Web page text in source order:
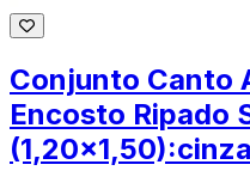
Conjunto Canto
Encosto Ripado
(1,20x1,50):cinza